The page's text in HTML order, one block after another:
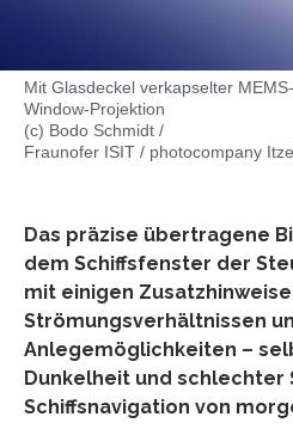
Mit Glasdeckel verkapselter
Window-Projektion
(c) Bodo Schmidt /
Fraunofer ISIT / photocompany
Das präzise übertragene
dem Schiffsfenster der
mit einigen
Strömungsverhältnissen
Anlegemöglichkeiten –
Dunkelheit und schlechter
Schiffsnavigation von